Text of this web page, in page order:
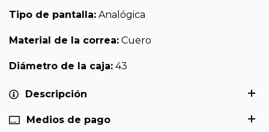
Tipo de pantalla: Analógica
Material de la correa: Cuero
Diámetro de la caja: 43
Descripción
Medios de pago